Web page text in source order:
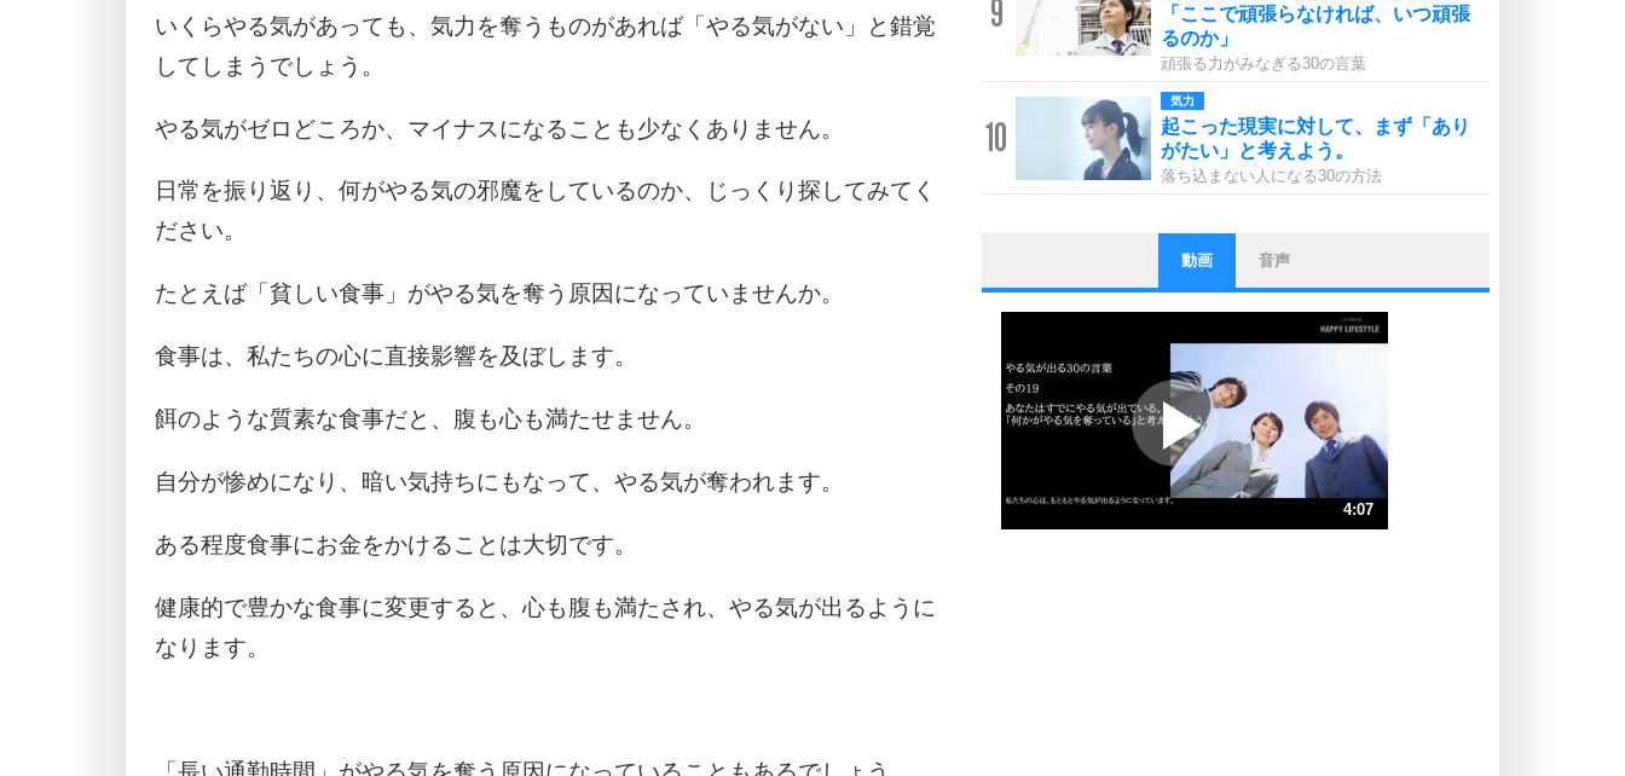
いくらやる気があっても、気力を奪うものがあれば「やる気がない」と錯覚
してしまうでしょう。
やる気がゼロどころか、マイナスになることも少なくありません。
日常を振り返り、何がやる気の邪魔をしているのか、じっくり探してみてく
ださい。
たとえば「貧しい食事」がやる気を奪う原因になっていませんか。
食事は、私たちの心に直接影響を及ぼします。
餌のような質素な食事だと、腹も心も満たせません。
自分が惨めになり、暗い気持ちにもなって、やる気が奪われます。
ある程度食事にお金をかけることは大切です。
健康的で豊かな食事に変更すると、心も腹も満たされ、やる気が出るように
なります。
9
「ここで頑張らなければ、いつ頑張
るのか」
頑張る力がみなぎる30の言葉
10
気力
起こった現実に対して、まず「あり
がたい」と考えよう。
落ち込まない人になる30の方法
1
ストレス対策
他人と比べない。
いっそのこと、他人を見ない。
いらいらしない人になる30の方法
プラス思考
ポジティブになれない原因は、行動
しないから。
ポジティブ思考になる30の方法
3
ストレス対策
動画 音声
4:07